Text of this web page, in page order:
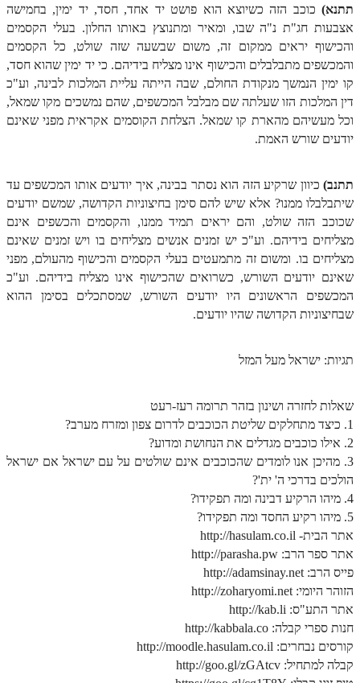
זוהר פנחס למתקדמים
ספר הזוהר – דברים
זוהר ואתחנן למתחילים
זוהר ואתחנן למתקדמים
זוהר עקב מתחילים
זהר שופטים מתחילים
זהר שופטים מתקדמים
זוהר כי תצא מתחילים
זוהר כי תצא מתקדמים
זוהר וילך השקפה
שידור חי
תגיות ונושאים
אודות האתר
אודות אתר הזוהר היומי
אודות בית מדרש הסולם
ספר הזוהר
גדולי ישראל על הזוהר
אפליקציית ספר הזוהר הקדוש
הקדשות על דיסקים
תרומות
תתנא) כוכב הזה כשיוצא הוא פושט יד אחד, חסד, יד ימין, בחמישה
אצבעות חג"ת נ"ה שבו, ומאיר ומתנוצץ באותו החלון. בעלי הקסמים
והכישוף יראים ממקום זה, משום שבשעה שזה שולט, כל הקסמים
והמכשפים מתבלבלים והכישוף אינו מצליח בידיהם. כי יד ימין שהוא חסד,
קו ימין הנמשך מנקודת החולם, שבה הייתה עליית המלכות לבינה, וע"כ
דין המלכות הזו שעלתה שם מבלבל המכשפים, שהם נמשכים מקו שמאל,
וכל מעשיהם מהארת קו שמאל. הצלחת הקוסמים אקראית מפני שאינם
יודעים שורש האמת.
תתנב) כיוון שרקיע הזה הוא נסתר בבינה, איך יודעים אותו המכשפים עד
שיתבלבלו ממנו? אלא שיש להם סימן בחיצוניות הקדושה, שמשם יודעים
שכוכב הזה שולט, והם יראים תמיד ממנו, והקסמים והכשפים אינם
מצליחים בידיהם. וע"כ יש זמנים אנשים מצליחים בו ויש זמנים שאינם
מצליחים בו. ומשום זה מתמעטים בעלי הקסמים והכישוף מהעולם, מפני
שאינם יודעים השורש, כשרואים שהכישוף אינו מצליח בידיהם. וע"כ
המכשפים הראשונים היו יודעים השורש, שמסתכלים בסימן ההוא
שבחיצוניות הקדושה שהיו יודעים.
תגיות: ישראל מעל המזל
שאלות לחזרה ושינון בזהר תרומה רעז-רעט
1. כיצד מתחלקים שליטת הכוכבים לדרום צפון ומזרח מערב?
2. אילו כוכבים מגדלים את הנחושת ומדוע?
3. מהיכן אנו לומדים שהכוכבים אינם שולטים על עם ישראל אם ישראל
הולכים בדרכי ה' ית'?
4. מיהו הרקיע דבינה ומה תפקידו?
5. מיהו רקיע החסד ומה תפקידו?
אתר הבית- http://hasulam.co.il
אתר ספר הרב: http://parasha.pw
פייס הרב: http://adamsinay.net
הזוהר היומי: http://zoharyomi.net
אתר התע"ס: http://kab.li
חנות ספרי קבלה: http://kabbala.co
קורסים נבחרים: http://moodle.hasulam.co.il
קבלה למתחיל: http://goo.gl/zGAtcv